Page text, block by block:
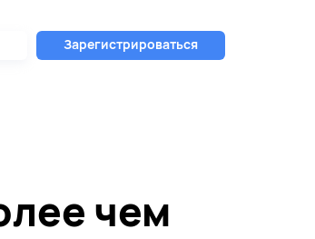
Зарегистрироваться
чем